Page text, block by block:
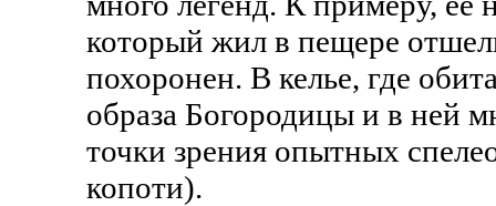
который жил в пещере
похоронен. В келье, где
образа Богородицы и в ней
точки зрения опытных
копоти).